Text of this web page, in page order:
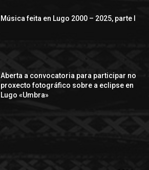
Música feita en Lugo 2000 – 2025, parte I
Aberta a convocatoria para participar no
proxecto fotográfico sobre a eclipse en
Lugo «Umbra»